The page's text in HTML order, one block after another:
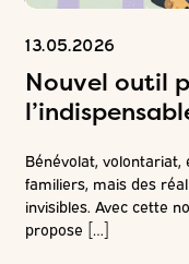
13.05.2026
Nouvel outil
Bénévolat, volontariat,
familiers, mais des
invisibles. Avec cette
propose […]